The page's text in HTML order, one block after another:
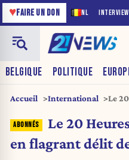
NL
♥FAIRE UN DON
BELGIQUE POLITIQUE
Accueil International
Le
Le 20
en flagrant délit